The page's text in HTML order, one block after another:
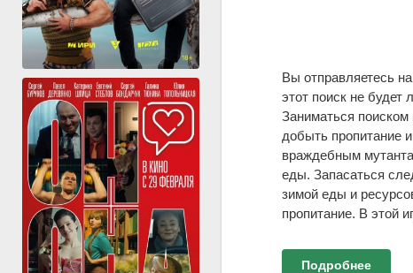
Вы отправляетесь
этот поиск не
Заниматься
добыть пропитание
враждебным
еды. Запасаться
зимой еды и
пропитание. В этой
Подробнее